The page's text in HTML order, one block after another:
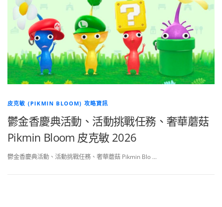
皮克敏 (PIKMIN BLOOM) 攻略資訊
鬱金香慶典活動、活動挑戰任務、奢華蘑菇
Pikmin Bloom 皮克敏 2026
鬱金香慶典活動、活動挑戰任務、奢華蘑菇 Pikmin Blo …